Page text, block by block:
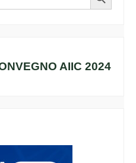
Button
AIIC 2024